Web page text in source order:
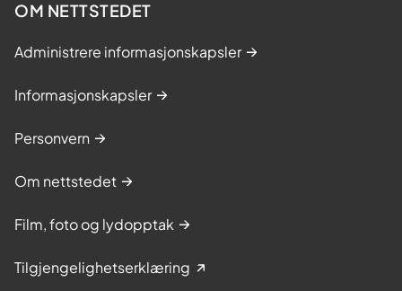
OM NETTSTEDET
Administrere informasjonskapsler
Informasjonskapsler
Personvern
Om nettstedet
Film, foto og lydopptak
Tilgjengelighetserklæring